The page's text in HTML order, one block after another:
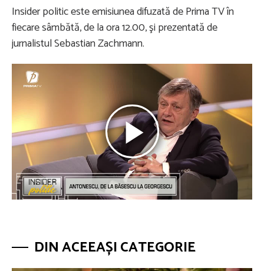
Insider politic este emisiunea difuzată de Prima TV în
fiecare sâmbătă, de la ora 12.00, şi prezentată de
jurnalistul Sebastian Zachmann.
DIN ACEEAȘI CATEGORIE